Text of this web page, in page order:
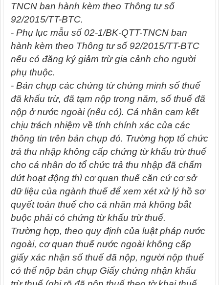
TNCN ban hành kèm theo Thông tư số
92/2015/TT-BTC.
- Phụ lục mẫu số 02-1/BK-QTT-TNCN ban
hành kèm theo Thông tư số 92/2015/TT-BTC
nếu có đăng ký giảm trừ gia cảnh cho người
phụ thuộc.
- Bản chụp các chứng từ chứng minh số thuế
đã khấu trừ, đã tạm nộp trong năm, số thuế đã
nộp ở nước ngoài (nếu có). Cá nhân cam kết
chịu trách nhiệm về tính chính xác của các
thông tin trên bản chụp đó. Trường hợp tổ chức
trả thu nhập không cấp chứng từ khấu trừ thuế
cho cá nhân do tổ chức trả thu nhập đã chấm
dứt hoạt động thì cơ quan thuế căn cứ cơ sở
dữ liệu của ngành thuế để xem xét xử lý hồ sơ
quyết toán thuế cho cá nhân mà không bắt
buộc phải có chứng từ khấu trừ thuế.
Trường hợp, theo quy định của luật pháp nước
ngoài, cơ quan thuế nước ngoài không cấp
giấy xác nhận số thuế đã nộp, người nộp thuế
có thể nộp bản chụp Giấy chứng nhận khấu